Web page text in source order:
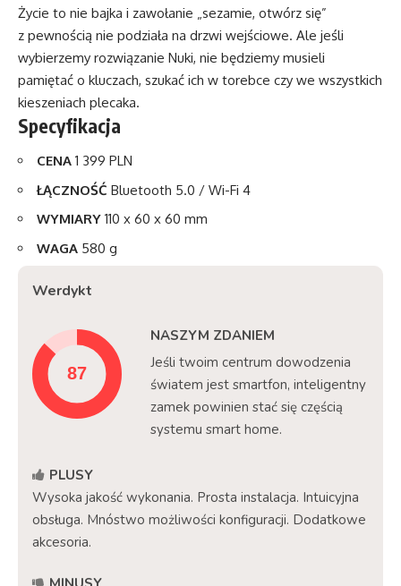
Życie to nie bajka i zawołanie „sezamie, otwórz się”
z pewnością nie podziała na drzwi wejściowe. Ale jeśli
wybierzemy rozwiązanie Nuki, nie będziemy musieli
pamiętać o kluczach, szukać ich w torebce czy we wszystkich
kieszeniach plecaka.
Specyfikacja
CENA 1 399 PLN
ŁĄCZNOŚĆ Bluetooth 5.0 / Wi-Fi 4
WYMIARY 110 x 60 x 60 mm
WAGA 580 g
Werdykt
NASZYM ZDANIEM
Jeśli twoim centrum dowodzenia
światem jest smartfon, inteligentny
zamek powinien stać się częścią
systemu smart home.
PLUSY
Wysoka jakość wykonania. Prosta instalacja. Intuicyjna
obsługa. Mnóstwo możliwości konfiguracji. Dodatkowe
akcesoria.